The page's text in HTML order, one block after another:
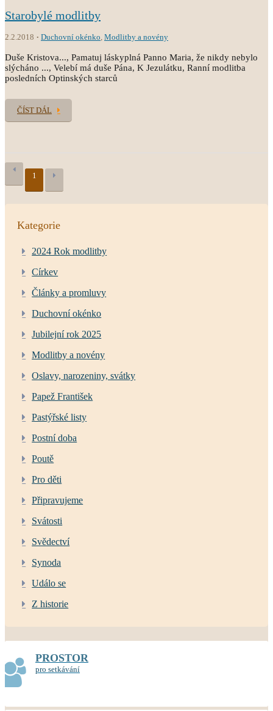
Starobylé modlitby
2.2.2018 Duchovní okénko, Modlitby a novény
Duše Kristova..., Pamatuj láskyplná Panno Maria, že nikdy nebylo
slýcháno ..., Velebí má duše Pána, K Jezulátku, Ranní modlitba
posledních Optinských starců
ČÍST DÁL
1
Kategorie
2024 Rok modlitby
Církev
Články a promluvy
Duchovní okénko
Jubilejní rok 2025
Modlitby a novény
Oslavy, narozeniny, svátky
Papež František
Pastýřské listy
Postní doba
Poutě
Pro děti
Připravujeme
Svátosti
Svědectví
Synoda
Událo se
Z historie
PROSTOR
pro setkávání